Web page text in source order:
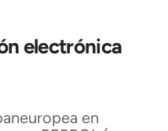
electrónica
en